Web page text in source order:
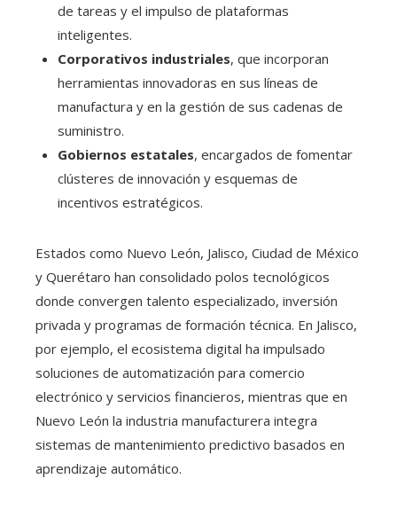
de tareas y el impulso de plataformas
inteligentes.
Corporativos industriales, que incorporan
herramientas innovadoras en sus líneas de
manufactura y en la gestión de sus cadenas de
suministro.
Gobiernos estatales, encargados de fomentar
clústeres de innovación y esquemas de
incentivos estratégicos.
Estados como Nuevo León, Jalisco, Ciudad de México
y Querétaro han consolidado polos tecnológicos
donde convergen talento especializado, inversión
privada y programas de formación técnica. En Jalisco,
por ejemplo, el ecosistema digital ha impulsado
soluciones de automatización para comercio
electrónico y servicios financieros, mientras que en
Nuevo León la industria manufacturera integra
sistemas de mantenimiento predictivo basados en
aprendizaje automático.